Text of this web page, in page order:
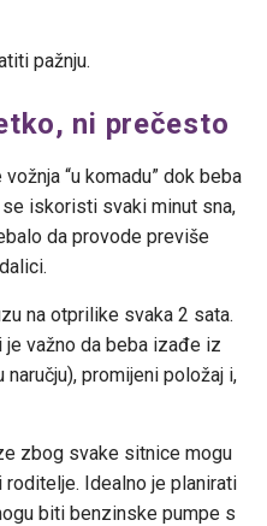
pažnju.
ni prečesto
“u komadu” dok beba
iskoristi svaki minut sna,
da provode previše
na otprilike svaka 2 sata.
je važno da beba izađe iz
promijeni položaj i,
zbog svake sitnice mogu
Idealno je planirati
biti benzinske pumpe s